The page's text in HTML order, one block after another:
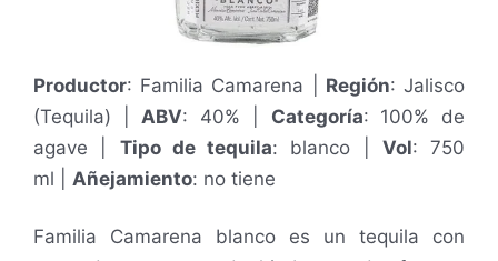
Productor: Familia Camarena | Región: Jalisco
(Tequila) |ABV: 40% | Categoría: 100% de
agave | Tipo de tequila: blanco | Vol: 750
ml
Añejamiento: no tiene
Familia Camarena blanco es un tequila con